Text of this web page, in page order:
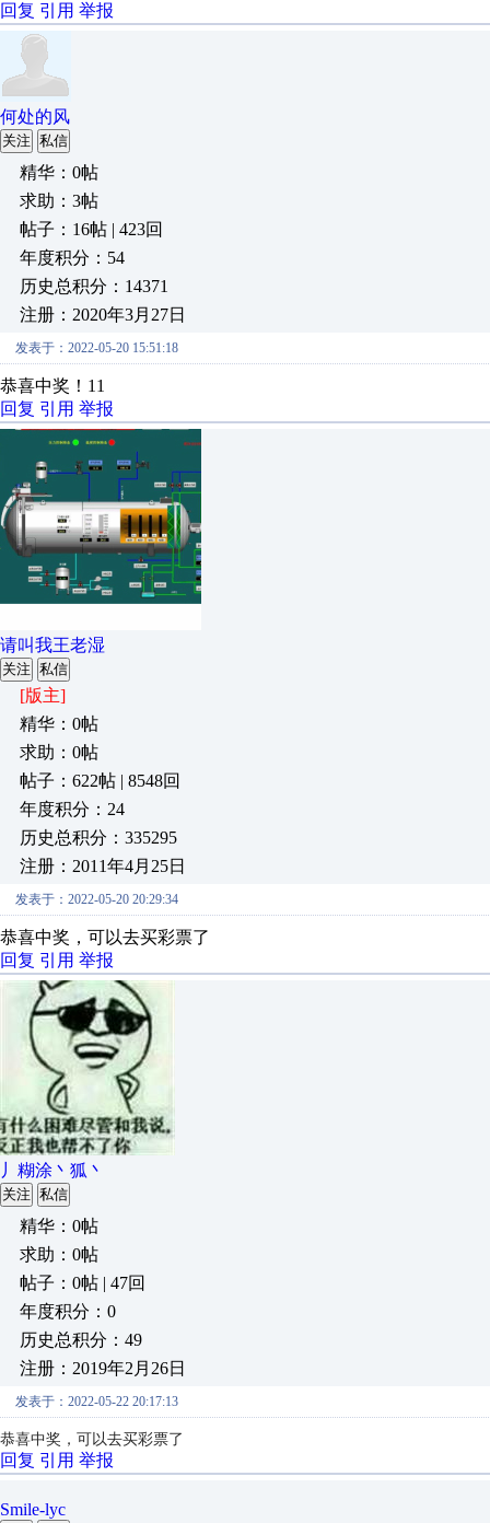
回复 引用 举报
何处的风
关注 私信
精华：0帖
求助：3帖
帖子：16帖 | 423回
年度积分：54
历史总积分：14371
注册：2020年3月27日
发表于：2022-05-20 15:51:18
恭喜中奖！11
回复 引用 举报
请叫我王老湿
关注 私信
[版主]
精华：0帖
求助：0帖
帖子：622帖 | 8548回
年度积分：24
历史总积分：335295
注册：2011年4月25日
发表于：2022-05-20 20:29:34
恭喜中奖，可以去买彩票了
回复 引用 举报
丿糊涂丶狐丶
关注 私信
精华：0帖
求助：0帖
帖子：0帖 | 47回
年度积分：0
历史总积分：49
注册：2019年2月26日
发表于：2022-05-22 20:17:13
恭喜中奖，可以去买彩票了
回复 引用 举报
Smile-lyc